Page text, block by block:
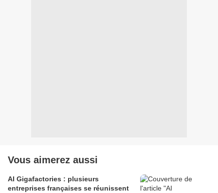
Vous aimerez aussi
AI Gigafactories : plusieurs
entreprises françaises se réunissent